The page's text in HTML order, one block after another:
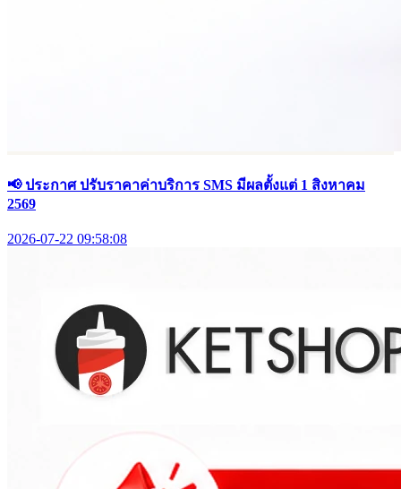
📢 ประกาศ ปรับราคาค่าบริการ SMS มีผลตั้งแต่ 1 สิงหาคม
2569
2026-07-22 09:58:08